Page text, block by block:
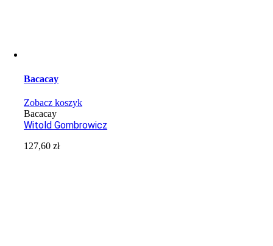
Bacacay
Zobacz koszyk
Bacacay
Witold Gombrowicz
127,60zł